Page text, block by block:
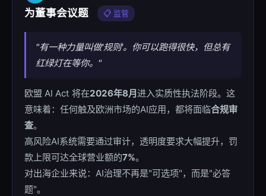
为董事会议题
📋 监管
"有一种力量叫做'规则'。你可以跑得很快，但总有
红绿灯在等你。"
欧盟 AI Act 将在2026年8月进入实质性执法阶段。这
意味着：任何触及欧洲市场的AI应用，都将面临合规审
查。
高风险AI系统需要通过审计，透明度要求大幅提升，罚
款上限可达全球营业额的7%。
对出海企业来说：AI治理不再是"可选项"，而是"必答
题"。